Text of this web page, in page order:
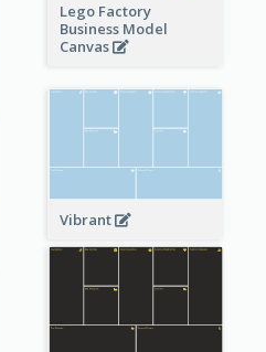
Lego Factory
Business Model
Canvas
Vibrant